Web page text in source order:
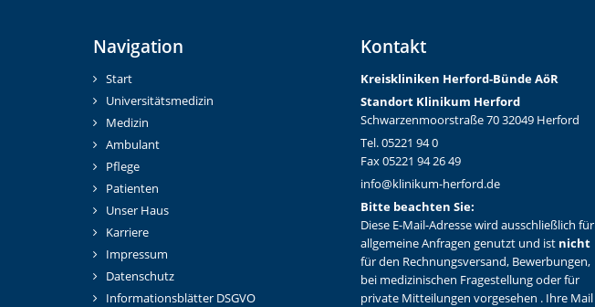
Navigation
Start
Universitätsmedizin
Medizin
Ambulant
Pflege
Patienten
Unser Haus
Karriere
Impressum
Datenschutz
Informationsblätter DSGVO
Kontakt
Kreiskliniken Herford-Bünde AöR
Standort Klinikum Herford
Schwarzenmoorstraße 70 32049 Herford
Tel. 05221 94 0
Fax 05221 94 26 49
info@klinikum-herford.de
Bitte beachten Sie:
Diese E-Mail-Adresse wird ausschließlich für
allgemeine Anfragen genutzt und ist nicht
für den Rechnungsversand, Bewerbungen,
bei medizinischen Fragestellung oder für
private Mitteilungen vorgesehen . Ihre Mail